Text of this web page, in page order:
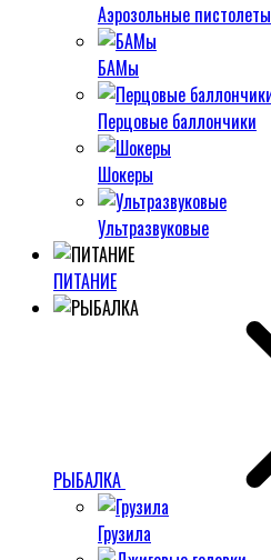
Аэрозольные пистолеты
БАМы
Перцовые баллончики
Шокеры
Ультразвуковые
ПИТАНИЕ
РЫБАЛКА
Грузила